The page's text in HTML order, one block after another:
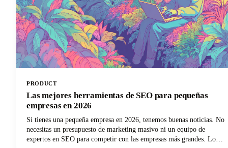
PRODUCT
Las mejores herramientas de SEO para pequeñas
empresas en 2026
Si tienes una pequeña empresa en 2026, tenemos buenas noticias. No
necesitas un presupuesto de marketing masivo ni un equipo de
expertos en SEO para competir con las empresas más grandes. Lo